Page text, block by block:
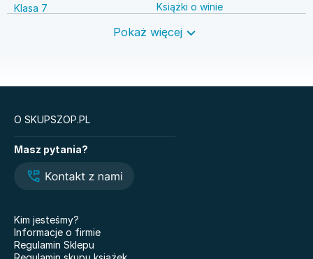
Klasa 7
Książki o winie
Książki o anestezjologii
Książki
Legendy i Latte
Hazel Wood. Tom 1
Nauczyciele
Nie mówię żegnaj
Pokaż więcej
O SKUPSZOP.PL
Masz pytania?
Kim jesteśmy?
Informacje o firmie
Regulamin Sklepu